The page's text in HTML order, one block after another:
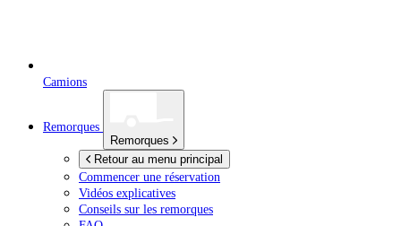
Camions
Remorques
Remorques
Retour au menu principal
Commencer une réservation
Vidéos explicatives
Conseils sur les remorques